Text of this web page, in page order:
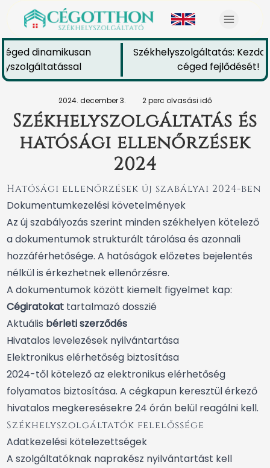
dinamikusan
Székhelyszolgáltatás: Kezdd
céged fejlődését!
2024. december 3. 2 perc olvasási idő
Székhelyszolgáltatás és
hatósági ellenőrzések
2024
Hatósági ellenőrzések új szabályai 2024-ben
Dokumentumkezelési követelmények
Az új szabályozás szerint minden székhelyen kötelező
a dokumentumok strukturált tárolása és azonnali
hozzáférhetősége. A hatóságok előzetes bejelentés
nélkül is érkezhetnek ellenőrzésre.
A dokumentumok között kiemelt figyelmet kap:
Cégiratokat tartalmazó dosszié
Aktuális bérleti szerződés
Hivatalos levelezések nyilvántartása
Elektronikus elérhetőség biztosítása
2024-től kötelező az elektronikus elérhetőség
folyamatos biztosítása. A cégkapun keresztül érkező
hivatalos megkeresésekre 24 órán belül reagálni kell.
Székhelyszolgáltatók felelőssége
Adatkezelési kötelezettségek
A szolgáltatóknak naprakész nyilvántartást kell